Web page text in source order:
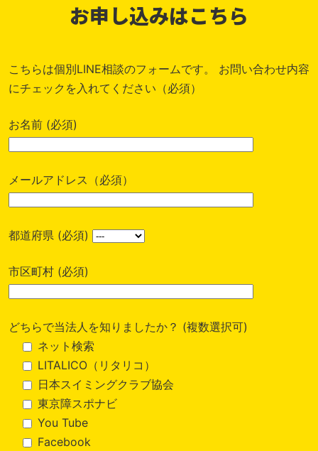
お申し込みはこちら
こちらは個別LINE相談のフォームです。
お問い合わせ内容
にチェックを入れてください（必須）
お名前 (必須)
メールアドレス（必須）
都道府県 (必須)
市区町村 (必須)
どちらで当法人を知りましたか？ (複数選択可)
ネット検索
LITALICO（リタリコ）
日本スイミングクラブ協会
東京障スポナビ
You Tube
Facebook